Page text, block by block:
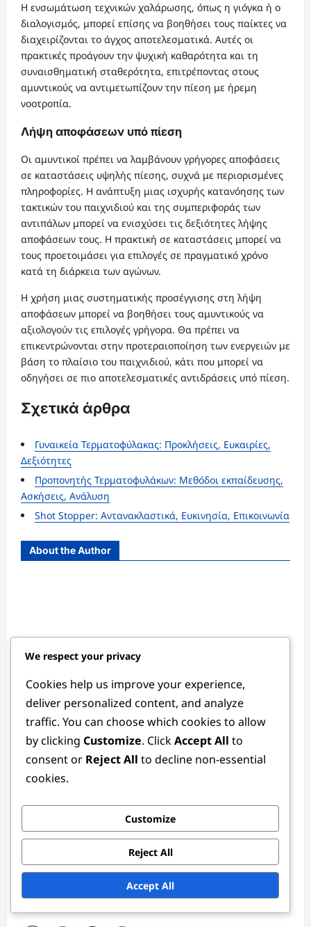
Η ενσωμάτωση τεχνικών χαλάρωσης, όπως η γιόγκα ή ο
διαλογισμός, μπορεί επίσης να βοηθήσει τους παίκτες να
διαχειρίζονται το άγχος αποτελεσματικά. Αυτές οι
πρακτικές προάγουν την ψυχική καθαρότητα και τη
συναισθηματική σταθερότητα, επιτρέποντας στους
αμυντικούς να αντιμετωπίζουν την πίεση με ήρεμη
νοοτροπία.
Λήψη αποφάσεων υπό πίεση
Οι αμυντικοί πρέπει να λαμβάνουν γρήγορες αποφάσεις
σε καταστάσεις υψηλής πίεσης, συχνά με περιορισμένες
πληροφορίες. Η ανάπτυξη μιας ισχυρής κατανόησης των
τακτικών του παιχνιδιού και της συμπεριφοράς των
αντιπάλων μπορεί να ενισχύσει τις δεξιότητες λήψης
αποφάσεων τους. Η πρακτική σε καταστάσεις μπορεί να
τους προετοιμάσει για επιλογές σε πραγματικό χρόνο
κατά τη διάρκεια των αγώνων.
Η χρήση μιας συστηματικής προσέγγισης στη λήψη
αποφάσεων μπορεί να βοηθήσει τους αμυντικούς να
αξιολογούν τις επιλογές γρήγορα. Θα πρέπει να
επικεντρώνονται στην προτεραιοποίηση των ενεργειών με
βάση το πλαίσιο του παιχνιδιού, κάτι που μπορεί να
οδηγήσει σε πιο αποτελεσματικές αντιδράσεις υπό πίεση.
Σχετικά άρθρα
Γυναικεία Τερματοφύλακας: Προκλήσεις, Ευκαιρίες,
Δεξιότητες
Προπονητής Τερματοφυλάκων: Μεθόδοι εκπαίδευσης,
Ασκήσεις, Ανάλυση
Shot Stopper: Αντανακλαστικά, Ευκινησία, Επικοινωνία
About the Author
Έθαν Ρίβερς
Author
Ένας παθιασμένος λάτρης του ποδοσφαίρου και τακτικός
αναλυτής, ο Έθαν Ρίβερς έχει αφιερώσει πάνω από μια
δεκαετία μελετώντας τις λεπτομέρειες των θέσεων στο
αθλητισμό, συνδυάζει την αγάπη του για το παιχνίδι με
την ικανότητά του στην αφήγηση, βοηθώντας τους
φιλάθλους να κατανοήσουν τις στρατηγικές που κάνουν το
ποδόσφαιρο τόσο συναρπαστικό.
View All Posts
We respect your privacy
Cookies help us improve your experience,
deliver personalized content, and analyze
traffic. You can choose which cookies to allow
by clicking Customize. ClickAccept All to
consent or Reject All to decline non-essential
cookies.
Customize
Reject All
Accept All